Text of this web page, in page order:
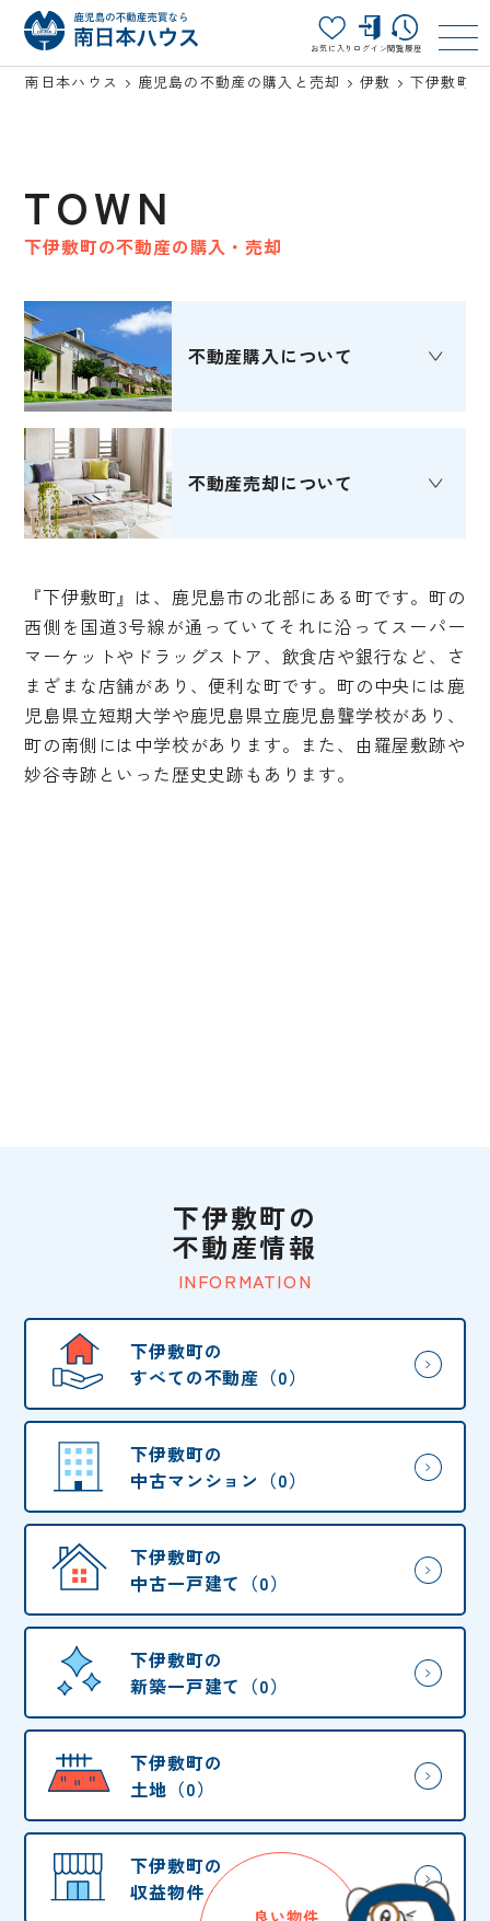
お気に入り ログイン閲覧履歴
南日本ハウス 鹿児島の不動産の購入と売却 伊敷 下伊敷町
TOWN
下伊敷町の不動産の購入・売却
不動産購入について
不動産売却について
『下伊敷町』は、鹿児島市の北部にある町です。町の
西側を国道3号線が通っていてそれに沿ってスーパー
マーケットやドラッグストア、飲食店や銀行など、さ
まざまな店舗があり、便利な町です。町の中央には鹿
児島県立短期大学や鹿児島県立鹿児島聾学校があり、
町の南側には中学校があります。また、由羅屋敷跡や
妙谷寺跡といった歴史史跡もあります。
INFORMATION
下伊敷町の
不動産情報
下伊敷町の
すべての不動産（0）
下伊敷町の
中古マンション（0）
下伊敷町の
中古一戸建て（0）
下伊敷町の
新築一戸建て（0）
下伊敷町の
土地（0）
下伊敷町の
収益物件・他（0）
良い物件